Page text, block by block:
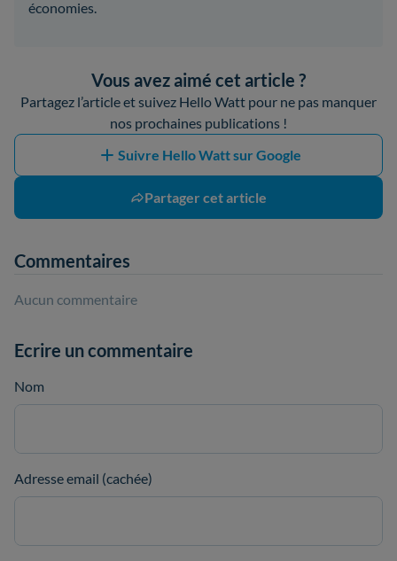
économies.
Vous avez aimé cet article ?
Partagez l’article et suivez Hello Watt pour ne pas manquer
nos prochaines publications !
Suivre Hello Watt sur Google
Partager cet article
Commentaires
Aucun commentaire
Ecrire un commentaire
Nom
Adresse email (cachée)